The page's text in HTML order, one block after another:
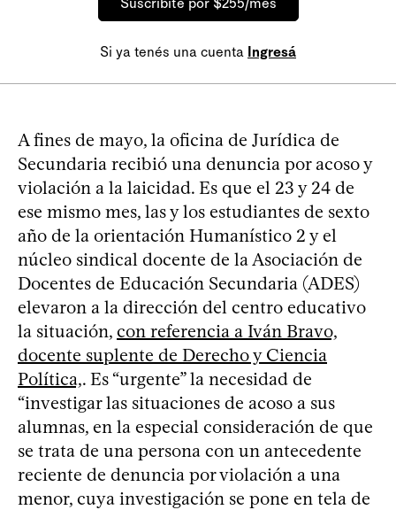
Si ya tenés una cuenta Ingresá
A fines de mayo, la oficina de Jurídica de
Secundaria recibió una denuncia por acoso y
violación a la laicidad. Es que el 23 y 24 de
ese mismo mes, las y los estudiantes de sexto
año de la orientación Humanístico 2 y el
núcleo sindical docente de la Asociación de
Docentes de Educación Secundaria (ADES)
elevaron a la dirección del centro educativo
la situación, con referencia a Iván Bravo,
docente suplente de Derecho y Ciencia
Política,. Es “urgente” la necesidad de
“investigar las situaciones de acoso a sus
alumnas, en la especial consideración de que
se trata de una persona con un antecedente
reciente de denuncia por violación a una
menor, cuya investigación se pone en tela de